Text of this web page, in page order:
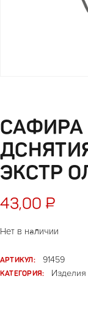
ЭКСТР
43,00 ₽
Нет в наличии
АРТИКУЛ:
91459
КАТЕГОРИЯ: